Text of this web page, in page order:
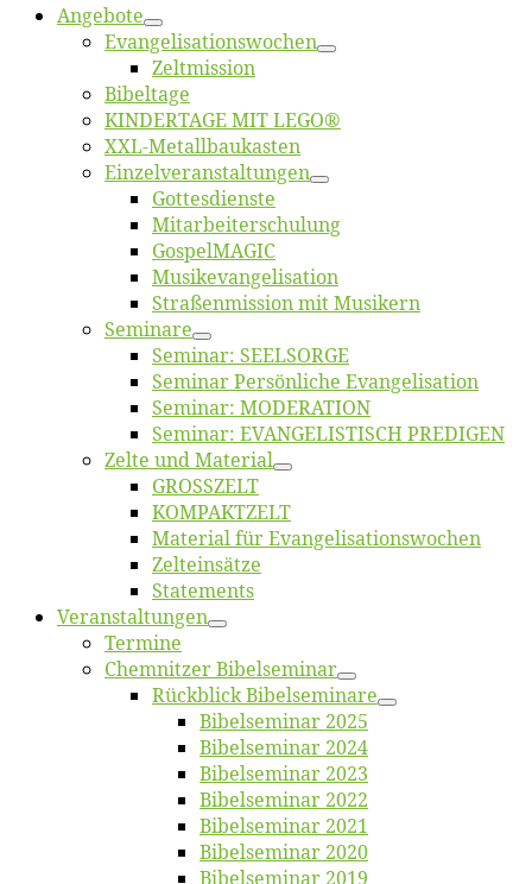
An­ge­bo­te
Evangelisa­tions­wo­chen
Zelt­mis­si­on
Bi­bel­ta­ge
KINDERTAGE MIT LEGO®
XXL-Me­­tal­l­­bau­­kas­­ten
Einzelver­an­stal­tungen
Got­tes­diens­te
Mitarbeiter­schulung
Gos­pel­MA­GIC
Musikevan­ge­li­sa­tion
Straßenmis­sion mit Musikern
Se­mi­na­re
Se­mi­nar: SEELSORGE
Se­mi­nar Per­sön­li­che Evangelisation
Se­mi­nar: MODERATION
Se­mi­nar: EVANGELISTISCH PREDIGEN
Zel­te und Material
GROSSZELT
KOMPAKTZELT
Ma­te­ri­al für Evangelisationswochen
Zelt­ein­sät­ze
State­ments
Ver­an­stal­tun­gen
Ter­mi­ne
Chemnit­zer Bibelseminar
Rück­blick Bibelseminare
Bi­bel­se­mi­nar 2025
Bi­bel­se­mi­nar 2024
Bi­bel­se­mi­nar 2023
Bi­bel­se­mi­nar 2022
Bi­bel­se­mi­nar 2021
Bi­bel­se­mi­nar 2020
Bi­bel­se­mi­nar 2019